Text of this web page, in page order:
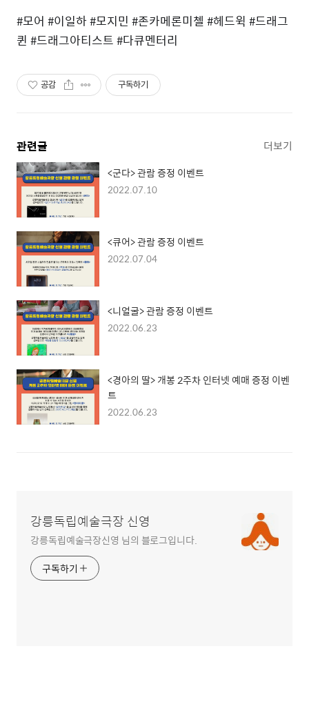
#모어 #이일하 #모지민 #존카메론미첼 #헤드윅 #드래그
퀸 #드래그아티스트 #다큐멘터리
공감 구독하기
관련글 더보기
<군다> 관람 증정 이벤트
2022.07.10
<큐어> 관람 증정 이벤트
2022.07.04
<니얼굴> 관람 증정 이벤트
2022.06.23
<경아의 딸> 개봉 2주차 인터넷 예매 증정 이벤
트
2022.06.23
강릉독립예술극장 신영
강릉독립예술극장신영 님의 블로그입니다.
구독하기